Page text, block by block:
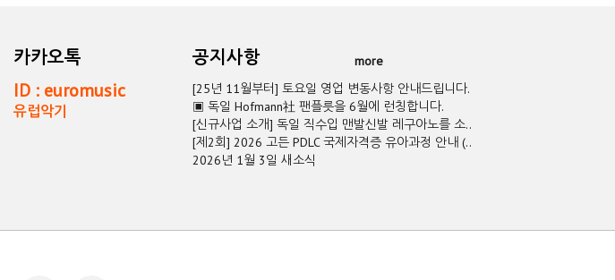
카카오톡
ID : euromusic
유럽악기
공지사항
more
[25년 11월부터] 토요일 영업 변동사항 안내드립니다.
▣ 독일 Hofmann社 팬플릇을 6월에 런칭합니다.
[신규사업 소개] 독일 직수입 맨발신발 레구아노를 소..
[제2회] 2026 고든 PDLC 국제자격증 유아과정 안내 (..
2026년 1월 3일 새소식